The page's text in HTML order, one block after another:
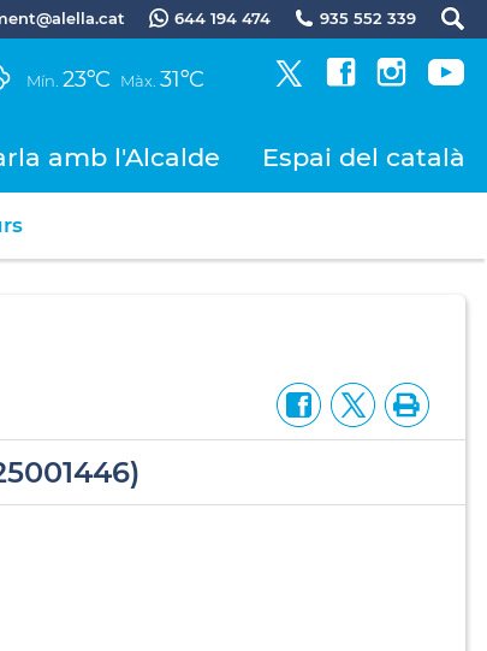
644 194 474 935 552 339
Mín. 23ºC Màx. 31ºC
amb l'Alcalde Espai del català